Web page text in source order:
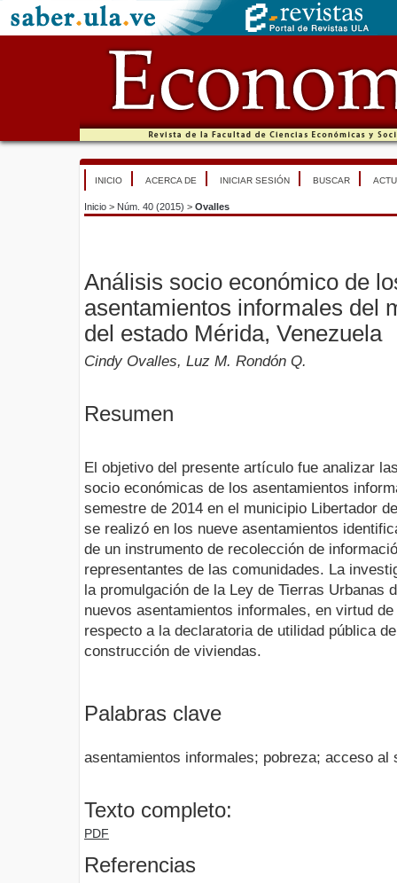
INICIO ACERCA DE INICIAR SESIÓN BUSCAR
Inicio > Núm. 40 (2015) > Ovalles
Análisis socio económico de
asentamientos informales del
del estado Mérida, Venezuela
Cindy Ovalles, Luz M. Rondón Q.
Resumen
El objetivo del presente artículo fue analizar
socio económicas de los asentamientos
semestre de 2014 en el municipio Libertador
se realizó en los nueve asentamientos
de un instrumento de recolección de
representantes de las comunidades. La
la promulgación de la Ley de Tierras Urbanas
nuevos asentamientos informales, en virtud
respecto a la declaratoria de utilidad pública
construcción de viviendas.
Palabras clave
asentamientos informales; pobreza; acceso al
Texto completo:
PDF
Referencias